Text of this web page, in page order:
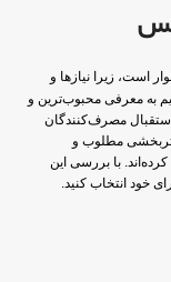
است، زیرا نیازها و
به معرفی محبوب‌ترین و
مصرف‌کنندگان
اثربخشی مطلوب و
با بررسی این
خود انتخاب کنید.